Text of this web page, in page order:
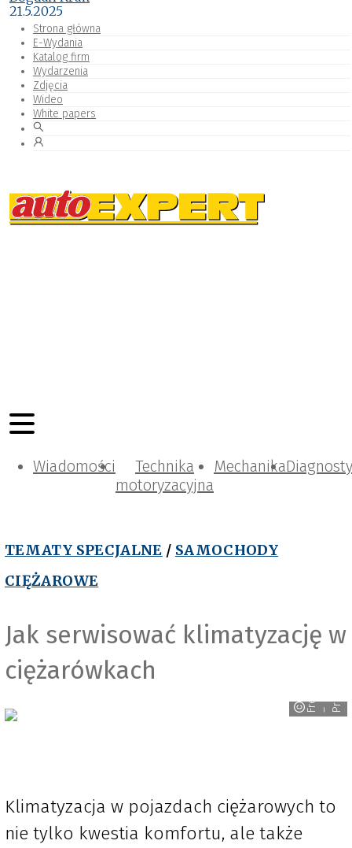
Strona główna
E-Wydania
Katalog firm
Wydarzenia
Zdjęcia
Wideo
White papers
Wiadomości
Technika
motoryzacyjna
Mechanika
TEMATY SPECJALNE / SAMOCHODY
CIĘŻAROWE
Jak serwisować klimatyzację w
ciężarówkach
r
e
e
p
i
k
r
o
s
t
o
o
l
e
21.5.2025
Klimatyzacja w pojazdach ciężarowych to
nie tylko kwestia komfortu, ale także